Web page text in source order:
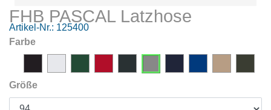
FHB PASCAL Latzhose
Artikel-Nr.: 125400
Farbe
Größe